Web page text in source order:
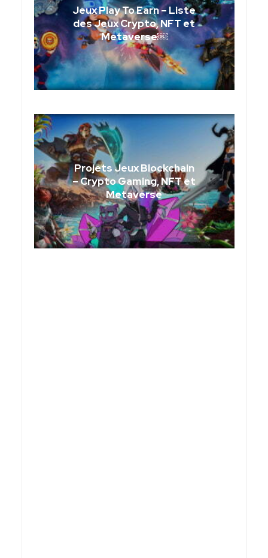
Jeux Play To Earn – Liste
des Jeux Crypto, NFT et
Metaverse￼
Projets Jeux Blockchain
– Crypto Gaming, NFT et
Metaverse